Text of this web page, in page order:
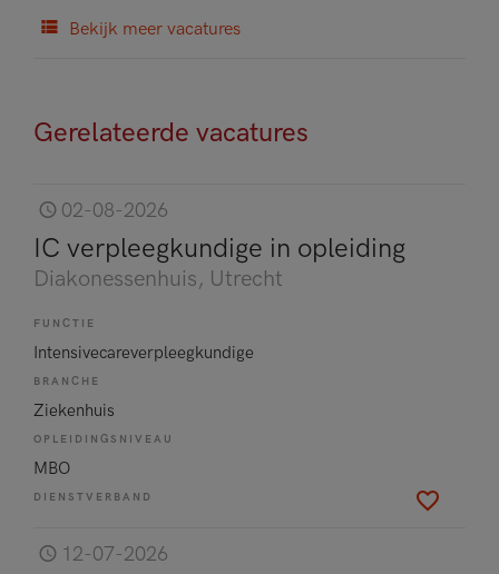
Bekijk meer vacatures
Gerelateerde vacatures
02-08-2026
IC verpleegkundige in opleiding
Diakonessenhuis, Utrecht
FUNCTIE
Intensivecareverpleegkundige
BRANCHE
Ziekenhuis
OPLEIDINGSNIVEAU
MBO
DIENSTVERBAND
12-07-2026